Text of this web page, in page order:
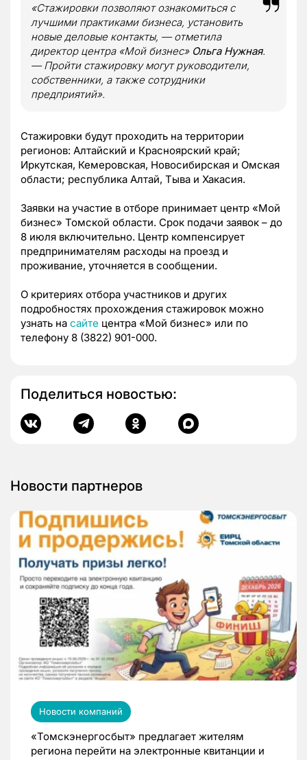
«Стажировки позволяют ознакомиться с
лучшими практиками бизнеса, установить
новые деловые контакты, — отметила
директор центра «Мой бизнес» Ольга Нужная.
— Пройти стажировку могут руководители,
собственники, а также сотрудники
предприятий».
Стажировки будут проходить на территории
регионов: Алтайский и Красноярский край;
Иркутская, Кемеровская, Новосибирская и Омская
области; республика Алтай, Тыва и Хакасия.
Заявки на участие в отборе принимает центр «Мой
бизнес» Томской области. Срок подачи заявок – до
8 июля включительно. Центр компенсирует
предпринимателям расходы на проезд и
проживание, уточняется в сообщении.
О критериях отбора участников и других
подробностях прохождения стажировок можно
узнать на сайте центра «Мой бизнес» или по
телефону 8 (3822) 901-000.
Поделиться новостью:
Новости партнеров
Новости компаний
«Томскэнергосбыт» предлагает жителям
региона перейти на электронные квитанции и